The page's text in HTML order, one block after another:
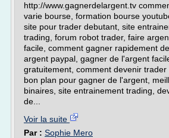
http://www.gagnerdelargent.tv
varie bourse, formation bourse
site pour trader debutant, site
trading, forum robot trader, faire
facile, comment gagner rapidement
argent paypal, gagner de l'argent
gratuitement, comment devenir
bon plan pour gagner de l'argent,
binaires, site entrainement trading,
de...
Voir la suite
Par : Sophie Mero